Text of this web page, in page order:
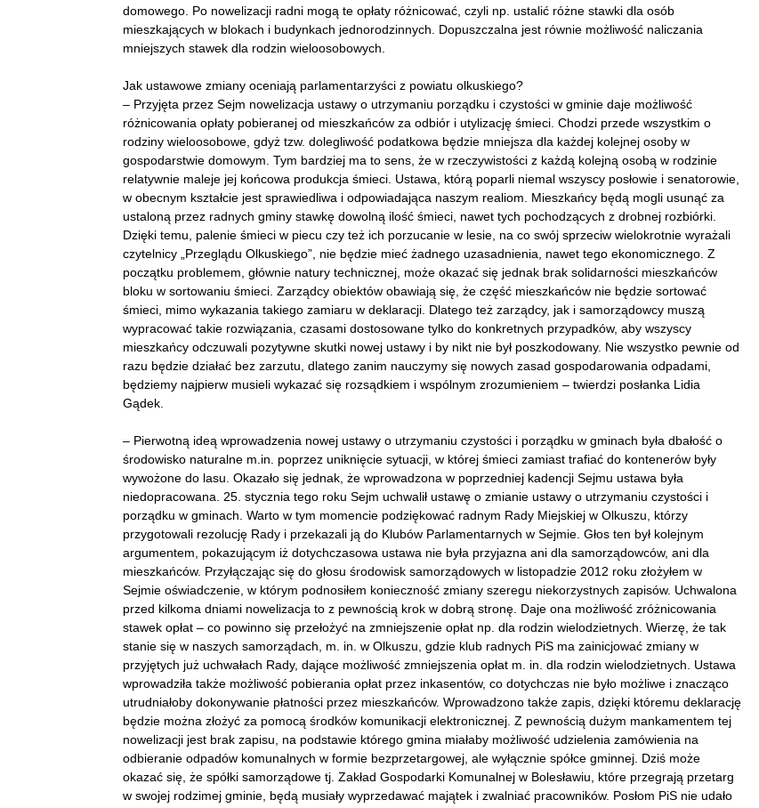
domowego. Po nowelizacji radni mogą te opłaty różnicować, czyli np. ustalić różne stawki dla osób
mieszkających w blokach i budynkach jednorodzinnych. Dopuszczalna jest równie możliwość naliczania
mniejszych stawek dla rodzin wieloosobowych.
Jak ustawowe zmiany oceniają parlamentarzyści z powiatu olkuskiego?
– Przyjęta przez Sejm nowelizacja ustawy o utrzymaniu porządku i czystości w gminie daje możliwość
różnicowania opłaty pobieranej od mieszkańców za odbiór i utylizację śmieci. Chodzi przede wszystkim o
rodziny wieloosobowe, gdyż tzw. dolegliwość podatkowa będzie mniejsza dla każdej kolejnej osoby w
gospodarstwie domowym. Tym bardziej ma to sens, że w rzeczywistości z każdą kolejną osobą w rodzinie
relatywnie maleje jej końcowa produkcja śmieci. Ustawa, którą poparli niemal wszyscy posłowie i senatorowie,
w obecnym kształcie jest sprawiedliwa i odpowiadająca naszym realiom.
Mieszkańcy będą mogli usunąć za
ustaloną przez radnych gminy stawkę dowolną ilość śmieci, nawet tych pochodzących z drobnej rozbiórki.
Dzięki temu, palenie śmieci w piecu czy też ich porzucanie w lesie, na co swój sprzeciw wielokrotnie wyrażali
czytelnicy „Przeglądu Olkuskiego”, nie będzie mieć żadnego uzasadnienia, nawet tego ekonomicznego. Z
początku problemem, głównie natury technicznej, może okazać się jednak brak solidarności mieszkańców
bloku w sortowaniu śmieci. Zarządcy obiektów obawiają się, że część mieszkańców nie będzie sortować
śmieci, mimo wykazania takiego zamiaru w deklaracji. Dlatego też zarządcy, jak i samorządowcy muszą
wypracować takie rozwiązania, czasami dostosowane tylko do konkretnych przypadków, aby wszyscy
mieszkańcy odczuwali pozytywne skutki nowej ustawy i by nikt nie był poszkodowany. Nie wszystko pewnie od
razu będzie działać bez zarzutu, dlatego zanim nauczymy się nowych zasad gospodarowania odpadami,
będziemy najpierw musieli wykazać się rozsądkiem i wspólnym zrozumieniem – twierdzi posłanka Lidia
Gądek.
– Pierwotną ideą wprowadzenia nowej ustawy o utrzymaniu czystości i porządku w gminach była dbałość o
środowisko naturalne m.in. poprzez uniknięcie sytuacji, w której śmieci zamiast trafiać do kontenerów były
wywożone do lasu. Okazało się jednak, że wprowadzona w poprzedniej kadencji Sejmu ustawa była
niedopracowana. 25. stycznia tego roku Sejm uchwalił ustawę o zmianie ustawy o utrzymaniu czystości i
porządku w gminach. Warto w tym momencie podziękować radnym Rady Miejskiej w Olkuszu, którzy
przygotowali rezolucję Rady i przekazali ją do Klubów Parlamentarnych w Sejmie. Głos ten był kolejnym
argumentem, pokazującym iż dotychczasowa ustawa nie była przyjazna ani dla samorządowców, ani dla
mieszkańców. Przyłączając się do głosu środowisk samorządowych w listopadzie 2012 roku złożyłem w
Sejmie oświadczenie, w którym podnosiłem konieczność zmiany szeregu niekorzystnych zapisów. Uchwalona
przed kilkoma dniami nowelizacja to z pewnością krok w dobrą stronę. Daje ona możliwość zróżnicowania
stawek opłat – co powinno się przełożyć na zmniejszenie opłat np. dla rodzin wielodzietnych. Wierzę, że tak
stanie się w naszych samorządach, m. in. w Olkuszu, gdzie klub radnych PiS ma zainicjować zmiany w
przyjętych już uchwałach Rady, dające możliwość zmniejszenia opłat m. in. dla rodzin wielodzietnych.
Ustawa
wprowadziła także możliwość pobierania opłat przez inkasentów, co dotychczas nie było możliwe i znacząco
utrudniałoby dokonywanie płatności przez mieszkańców. Wprowadzono także zapis, dzięki któremu deklarację
będzie można złożyć za pomocą środków komunikacji elektronicznej. Z pewnością dużym mankamentem tej
nowelizacji jest brak zapisu, na podstawie którego gmina miałaby możliwość udzielenia zamówienia na
odbieranie odpadów komunalnych w formie bezprzetargowej, ale wyłącznie spółce gminnej. Dziś może
okazać się, że spółki samorządowe tj. Zakład Gospodarki Komunalnej w Bolesławiu, które przegrają przetarg
w swojej rodzimej gminie, będą musiały wyprzedawać majątek i zwalniać pracowników. Posłom PiS nie udało